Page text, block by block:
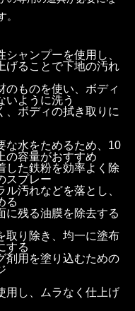
。
シャンプーを使用し、
げることで下地の汚れ
のものを使い、ボディ
いように洗う
、ボディの拭き取りに
な水をためるため、10
の容量がおすすめ
した鉄粉を効率よく除
スプレー
ル汚れなどを落とし、
る
に残る油膜を除去する
取り除き、均一に塗布
する
剤用を塗り込むための
用し、ムラなく仕上げ